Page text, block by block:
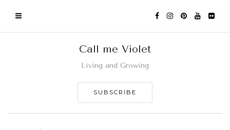
Call me Violet
Living and Growing
SUBSCRIBE